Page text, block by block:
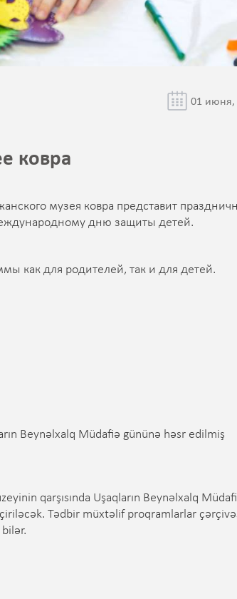
01 июня,
ковра
музея ковра представит
дню защиты детей.
как для родителей, так и для детей.
Beynəlxalq Müdafiə gününə həsr edilmiş
qarşısında Uşaqların Beynəlxalq
Tədbir müxtəlif proqramlarlar